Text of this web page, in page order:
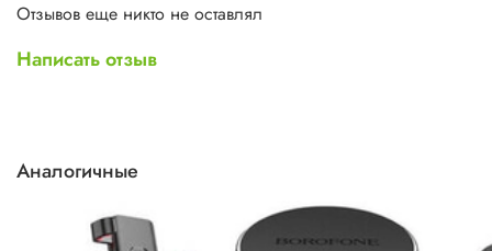
Отзывов еще никто не оставлял
Написать отзыв
Аналогичные